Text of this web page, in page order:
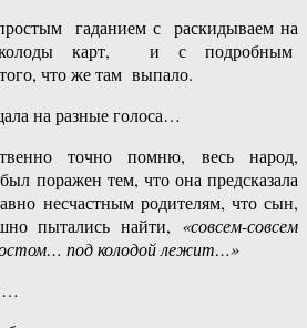
гаданием с раскидываем на
колоды карт, и с подробным
что же там выпало.
на разные голоса…
точно помню, весь народ,
поражен тем, что она предсказала
несчастным родителям, что сын,
пытались найти, «совсем-совсем
под колодой лежит…»